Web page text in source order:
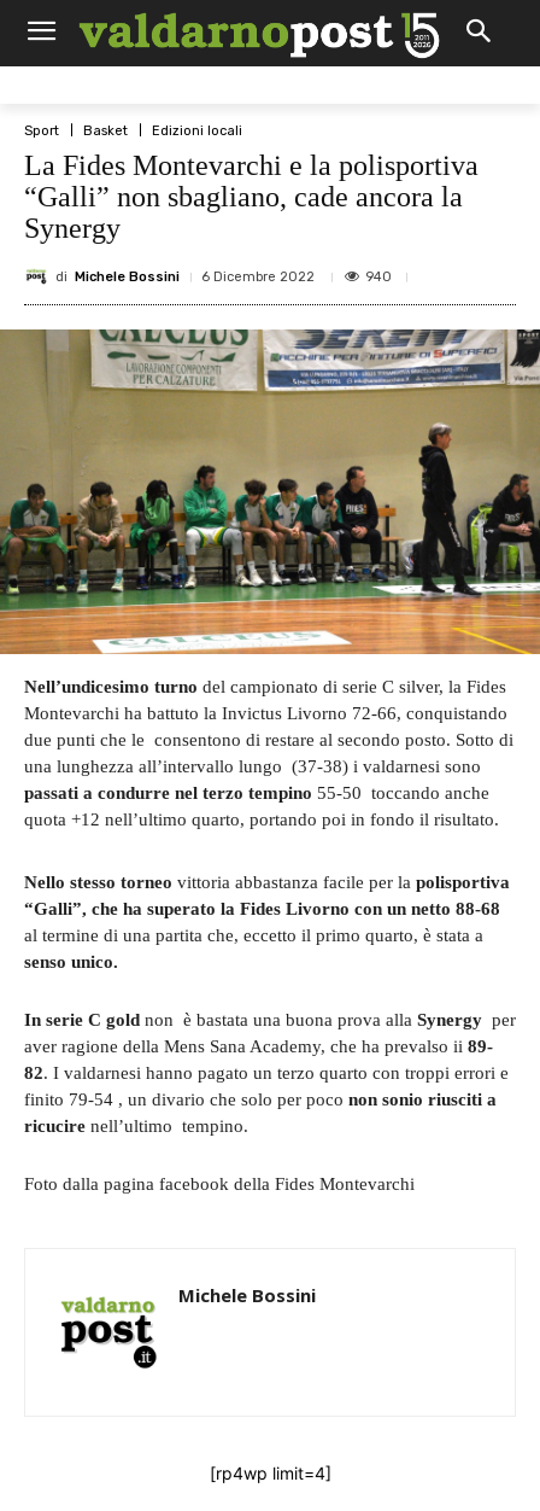
Sport Basket Edizioni locali
La Fides Montevarchi e la polisportiva
“Galli” non sbagliano, cade ancora la
Synergy
di Michele Bossini 6 Dicembre 2022 940
Nell’undicesimo turno del campionato di serie C silver, la Fides
Montevarchi ha battuto la Invictus Livorno 72-66, conquistando
due punti che le consentono di restare al secondo posto. Sotto di
una lunghezza all’intervallo lungo (37-38) i valdarnesi sono
passati a condurre nel terzo tempino 55-50 toccando anche
quota +12 nell’ultimo quarto, portando poi in fondo il risultato.
Nello stesso torneo vittoria abbastanza facile per la polisportiva
“Galli”, che ha superato la Fides Livorno con un netto 88-68
al termine di una partita che, eccetto il primo quarto, è stata a
senso unico.
In serie C gold non è bastata una buona prova alla Synergy per
aver ragione della Mens Sana Academy, che ha prevalso ii 89-
82. I valdarnesi hanno pagato un terzo quarto con troppi errori e
finito 79-54 , un divario che solo per poco non sonio riusciti a
ricucire nell’ultimo tempino.
Foto dalla pagina facebook della Fides Montevarchi
Michele Bossini
[rp4wp limit=4]